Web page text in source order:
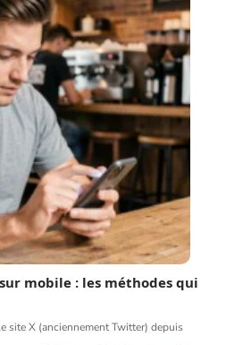
mobile : les méthodes qui
site X (anciennement Twitter) depuis